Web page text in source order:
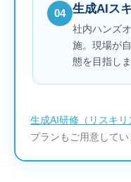
04 生成AIス
社内ハンズ
施。現場が
態を目指しま
生成AI研修（リスキリ
プランもご用意してい